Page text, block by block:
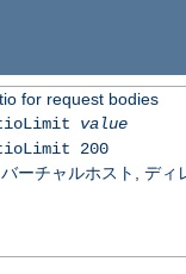
for request bodies
value
200
ーチャルホスト, ディ